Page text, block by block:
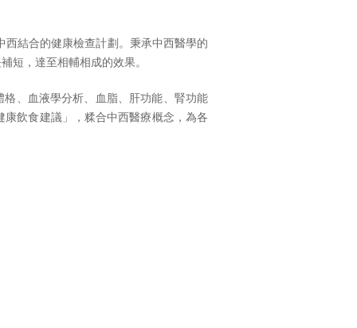
結合的健康檢查計劃。秉承中西醫學的
短，達至相輔相成的效果。
、血液學分析、血脂、肝功能、腎功能
飲食建議」，糅合中西醫療概念，為各